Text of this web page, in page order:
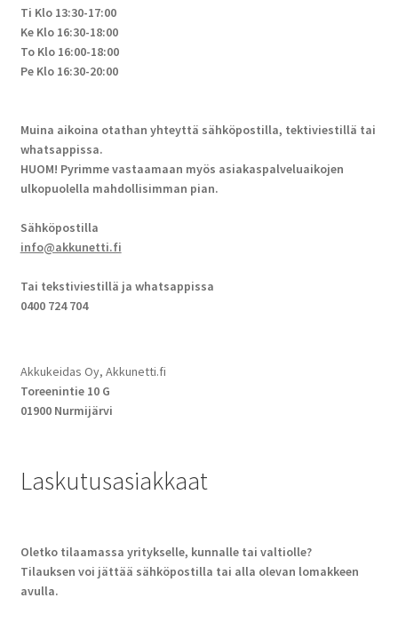
Ti Klo 13:30-17:00
Ke Klo 16:30-18:00
To Klo 16:00-18:00
Pe Klo 16:30-20:00
Muina aikoina otathan yhteyttä sähköpostilla, tektiviestillä tai
whatsappissa.
HUOM! Pyrimme vastaamaan myös asiakaspalveluaikojen
ulkopuolella mahdollisimman pian.
Sähköpostilla
info@akkunetti.fi
Tai tekstiviestillä ja whatsappissa
0400 724 704
Akkukeidas Oy, Akkunetti.fi
Toreenintie 10 G
01900 Nurmijärvi
Laskutusasiakkaat
Oletko tilaamassa yritykselle, kunnalle tai valtiolle?
Tilauksen voi jättää sähköpostilla tai alla olevan lomakkeen
avulla.